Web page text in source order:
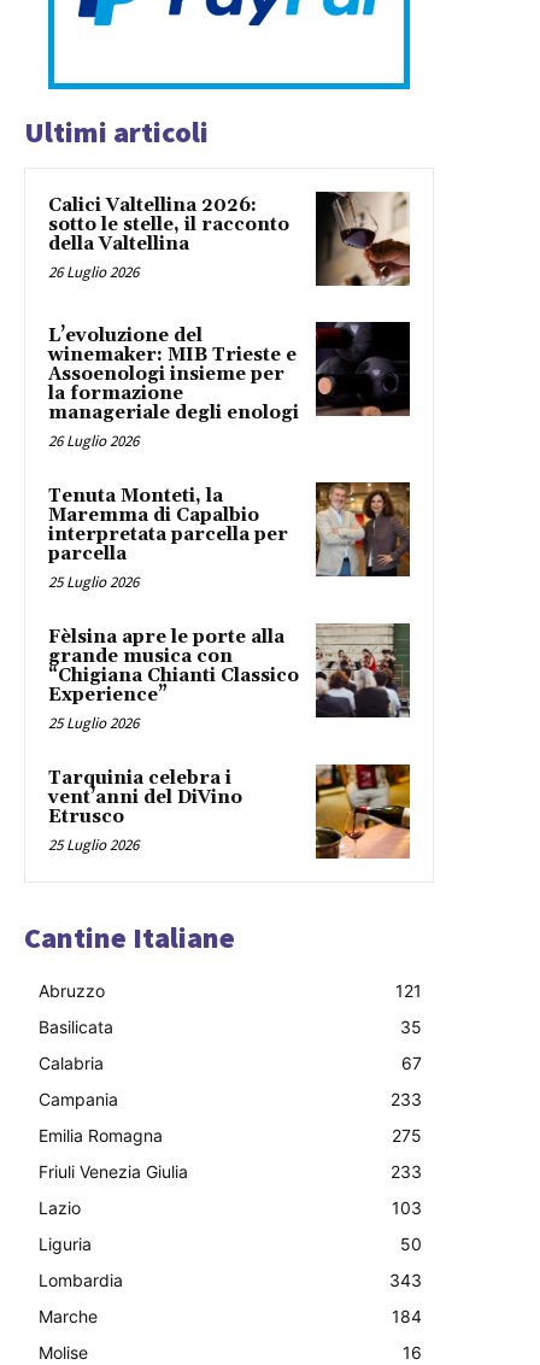
Ultimi articoli
Calici Valtellina 2026:
sotto le stelle, il racconto
della Valtellina
26 Luglio 2026
L’evoluzione del
winemaker: MIB Trieste e
Assoenologi insieme per
la formazione
manageriale degli enologi
26 Luglio 2026
Tenuta Monteti, la
Maremma di Capalbio
interpretata parcella per
parcella
25 Luglio 2026
Fèlsina apre le porte alla
grande musica con
“Chigiana Chianti Classico
Experience”
25 Luglio 2026
Tarquinia celebra i
vent’anni del DiVino
Etrusco
25 Luglio 2026
Cantine Italiane
Abruzzo
121
Basilicata
35
Calabria
67
Campania
233
Emilia Romagna
275
Friuli Venezia Giulia
233
Lazio
103
Liguria
50
Lombardia
343
Marche
184
Molise
16